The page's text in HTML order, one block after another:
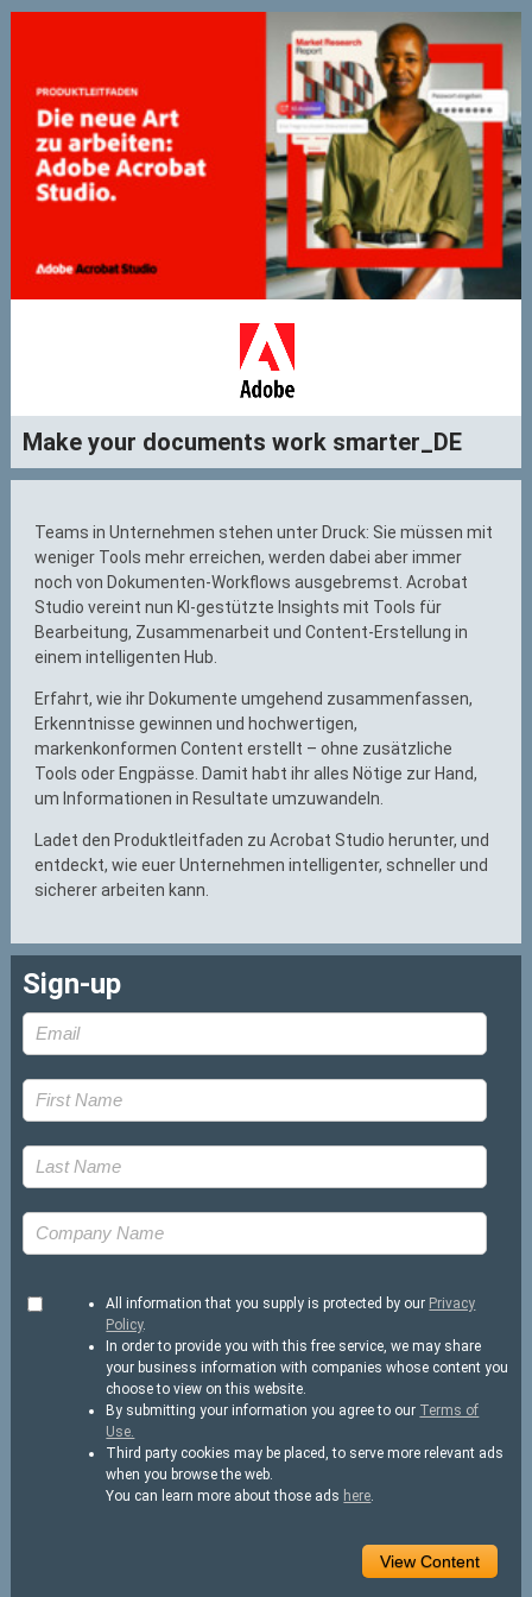
Make your documents work smarter_DE
Teams in Unternehmen stehen unter Druck: Sie müssen mit
weniger Tools mehr erreichen, werden dabei aber immer
noch von Dokumenten-Workflows ausgebremst. Acrobat
Studio vereint nun KI-gestützte Insights mit Tools für
Bearbeitung, Zusammenarbeit und Content-Erstellung in
einem intelligenten Hub.
Erfahrt, wie ihr Dokumente umgehend zusammenfassen,
Erkenntnisse gewinnen und hochwertigen,
markenkonformen Content erstellt – ohne zusätzliche
Tools oder Engpässe. Damit habt ihr alles Nötige zur Hand,
um Informationen in Resultate umzuwandeln.
Ladet den Produktleitfaden zu Acrobat Studio herunter, und
entdeckt, wie euer Unternehmen intelligenter, schneller und
sicherer arbeiten kann.
Sign-up
All information that you supply is protected by our Privacy
Policy.
In order to provide you with this free service, we may share
your business information with companies whose content you
choose to view on this website.
By submitting your information you agree to our Terms of
Use.
Third party cookies may be placed, to serve more relevant ads
when you browse the web.
You can learn more about those ads here
View Content